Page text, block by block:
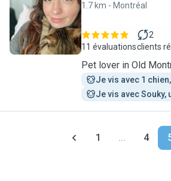
C
1.7 km - Montréal
11 évaluations
2
clients
Pet lover in Old
Je vis avec 1
Je vis avec Souky,
1 ... 4